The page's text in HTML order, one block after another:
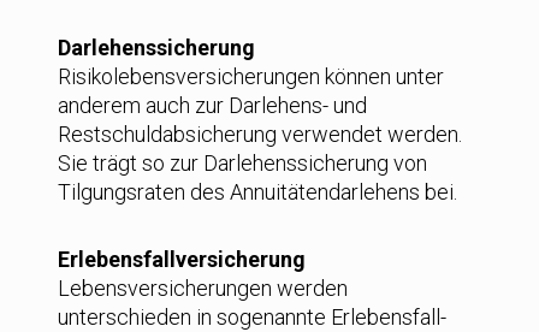
Darlehenssicherung
Risikolebensversicherungen können unter
anderem auch zur Darlehens- und
Restschuldabsicherung verwendet werden.
Sie trägt so zur Darlehenssicherung von
Tilgungsraten des Annuitätendarlehens bei.
Erlebensfallversicherung
Lebensversicherungen werden
unterschieden in sogenannte Erlebensfall-